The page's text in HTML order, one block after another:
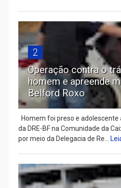
2
Operação contra o
homem e apreende
Belford Roxo
Homem foi preso e
da DRE-BF na Comunidade da
por meio da Delegacia de Re...